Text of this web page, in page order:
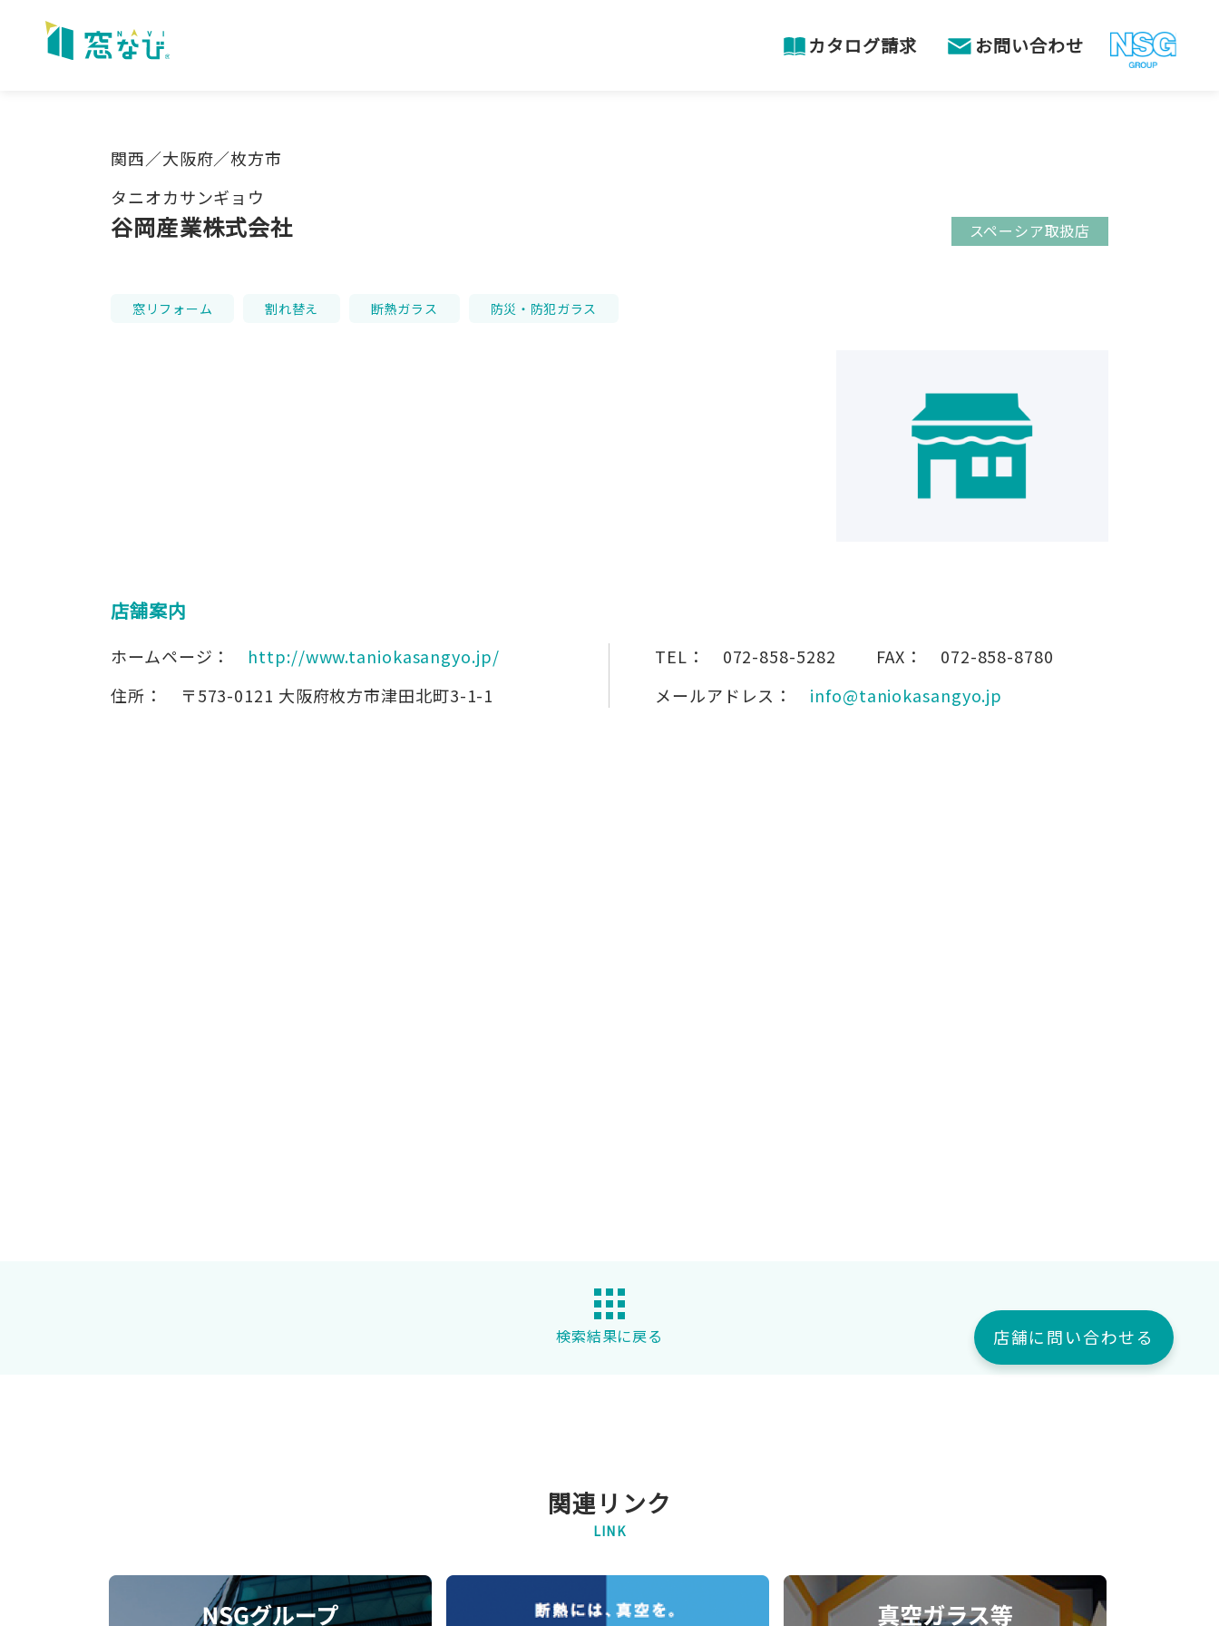
content
カタログ請求 お問い合わせ
関西／大阪府／枚方市
タニオカサンギョウ
谷岡産業株式会社 スペーシア取扱店
窓リフォーム 割れ替え 断熱ガラス 防災・防犯ガラス
店舗案内
ホームページ：
http://www.taniokasangyo.jp/
住所：
〒573-0121 大阪府枚方市津田北町3-1-1
TEL： 072-858-5282 FAX：
072-858-8780
メールアドレス：
info@taniokasangyo.jp
検索結果に戻る
関連リンク
LINK
店舗に問い合わせる